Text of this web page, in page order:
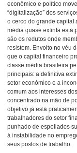
econômico e político
“digitalização” dos
o cerco do grande capital
média quase extinta está
são os redutos onde
resistem. Envolto no véu
que o capital financeiro
classe média brasileira
principais: a definitiva
setor econômico e a
comum aos interesses
concentrado na mão de
objetivo já está
trabalhadores do setor
punhado de espoliados
à instabilidade no
seus postos de trabalho.